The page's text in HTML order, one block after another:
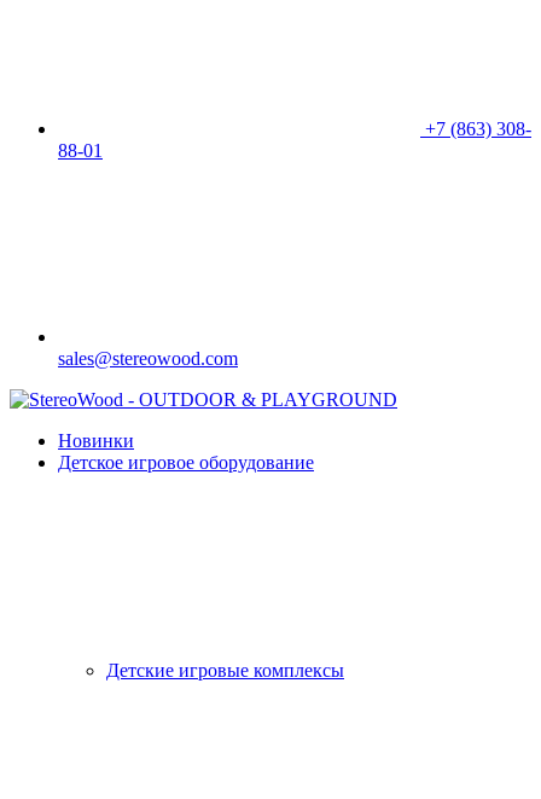
+7 (863) 308-
88-01
sales@stereowood.com
Новинки
Детское игровое оборудование
Детские игровые комплексы